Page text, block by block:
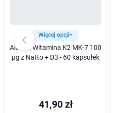
Więcej opcji+
Aliness Witamina K2 MK-7 100
µg z Natto + D3 - 60 kapsułek
41,90 zł